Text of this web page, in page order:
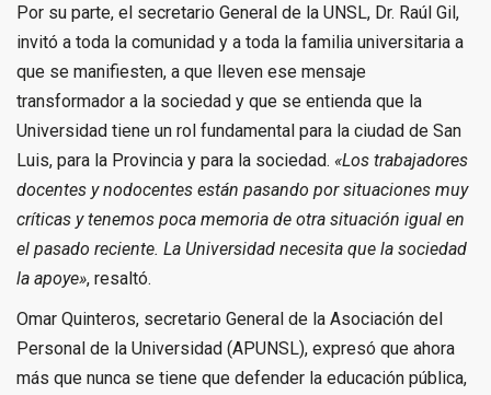
Por su parte, el secretario General de la UNSL, Dr. Raúl Gil,
invitó a toda la comunidad y a toda la familia universitaria a
que se manifiesten, a que lleven ese mensaje
transformador a la sociedad y que se entienda que la
Universidad tiene un rol fundamental para la ciudad de San
Luis, para la Provincia y para la sociedad. «Los trabajadores
docentes y nodocentes están pasando por situaciones muy
críticas y tenemos poca memoria de otra situación igual en
el pasado reciente. La Universidad necesita que la sociedad
la apoye», resaltó.
Omar Quinteros, secretario General de la Asociación del
Personal de la Universidad (APUNSL), expresó que ahora
más que nunca se tiene que defender la educación pública,